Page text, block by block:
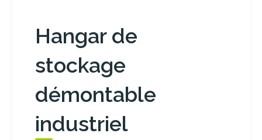
Hangar de
stockage
démontable
industriel